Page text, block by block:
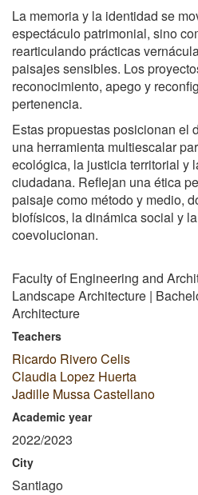
La memoria y la identidad se
espectáculo patrimonial, sino
rearticulando prácticas
paisajes sensibles. Los
reconocimiento, apego y
pertenencia.
Estas propuestas posicionan el
una herramienta multiescalar
ecológica, la justicia territorial y
ciudadana. Reflejan una ética
paisaje como método y medio,
biofísicos, la dinámica social y
coevolucionan.
Faculty of Engineering and
Landscape Architecture |
Architecture
Teachers
Ricardo Rivero Celis
Claudia Lopez Huerta
Jadille Mussa Castellano
Academic year
2022/2023
City
Santiago